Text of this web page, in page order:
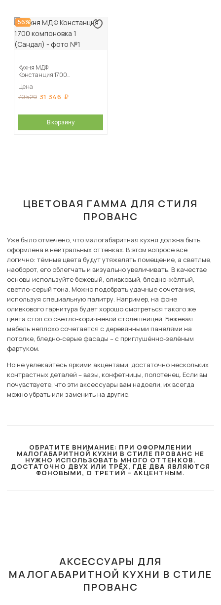
-56%
Кухня МДФ
Констанция 1700
(Сандал)
Цена
70 529 31 346
В корзину
ЦВЕТОВАЯ ГАММА ДЛЯ СТИЛЯ
ПРОВАНС
Уже было отмечено, что малогабаритная кухня должна быть
оформлена в нейтральных оттенках. В этом вопросе всё
логично: тёмные цвета будут утяжелять помещение, а светлые,
наоборот, его облегчать и визуально увеличивать. В качестве
основы используйте бежевый, оливковый, бледно-жёлтый,
светло-серый тона. Можно подобрать удачные сочетания,
используя специальную палитру. Например, на фоне
оливкового гарнитура будет хорошо смотреться такого же
цвета стол со светло-коричневой столешницей. Бежевая
мебель неплохо сочетается с деревянными панелями на
потолке, бледно-серые фасады – с приглушённо-зелёным
фартуком.
Но не увлекайтесь яркими акцентами, достаточно нескольких
контрастных деталей – вазы, конфетницы, полотенец. Если вы
почувствуете, что эти аксессуары вам надоели, их всегда
можно убрать или заменить на другие.
ОБРАТИТЕ ВНИМАНИЕ: ПРИ ОФОРМЛЕНИИ
МАЛОГАБАРИТНОЙ КУХНИ В СТИЛЕ ПРОВАНС НЕ
НУЖНО ИСПОЛЬЗОВАТЬ МНОГО ОТТЕНКОВ.
ДОСТАТОЧНО ДВУХ ИЛИ ТРЁХ, ГДЕ ДВА ЯВЛЯЮТСЯ
ФОНОВЫМИ, О ТРЕТИЙ – АКЦЕНТНЫМ.
АКСЕССУАРЫ ДЛЯ
МАЛОГАБАРИТНОЙ КУХНИ В СТИЛЕ
ПРОВАНС